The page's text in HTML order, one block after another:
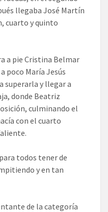
llegaba José Martín
cuarto y quinto
a pie Cristina Belmar
poco María Jesús
superarla y llegar a
donde Beatriz
culminando el
con el cuarto
todos tener de
y en tan
de la categoría